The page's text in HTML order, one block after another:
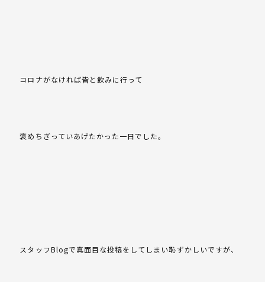
コロナがなければ皆と飲みに行って
褒めちぎっていあげたかった一日でした。
スタッフBlogで真面目な投稿をしてしまい恥ずかしいですが、